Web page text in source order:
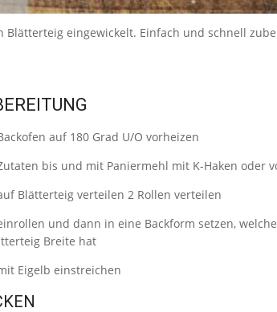
eingewickelt. Einfach und schnell
auf 180 Grad U/O vorheizen
bis und mit Paniermehl mit K-Haken oder
Blätterteig verteilen 2 Rollen verteilen
und dann in eine Backform setzen,
Breite hat
Eigelb einstreichen